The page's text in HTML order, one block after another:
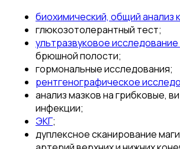
биохимический, общий анализ
глюкозотолерантный тест;
ультразвуковое исследование
брюшной полости;
гормональные исследования;
рентгенографическое
анализ мазков на грибковые,
инфекции;
ЭКГ;
дуплексное сканирование